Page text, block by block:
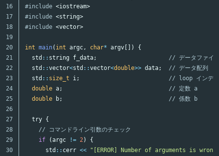
16
17
18
19
20
21
22
23
24
25
26
27
28
29
30
#include <iostream>
#include <string>
#include <vector>
int main( int argc, char* argv [])
{
std :: string f_data;
// データファイ
std ::vector<std ::vector<double>> data;
// データ配列
std :: size_t i;
// loop インデッ
double a;
// 定数 a
double
b; // 係数 b
try {
// コマンドライン引数のチェック
if
(argc != 2)
{
std :: cerr <<
"[ERROR] Number of arguments is